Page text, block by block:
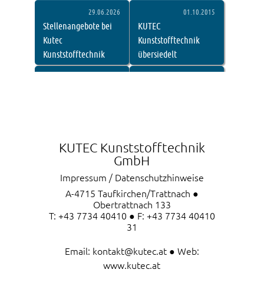
Dieses eingebettete Fenster zeigt die aktuellen
29.06.2026
Stellenangebote bei
Kutec
Kunststofftechnik
01.10.2015
KUTEC
Kunststofftechnik
übersiedelt
KUTEC Kunststofftechnik
GmbH
Impressum / Datenschutzhinweise
A-4715 Taufkirchen/Trattnach ●
Obertrattnach 133
T: +43 7734 40410 ● F: +43 7734 40410
31
Email: kontakt@kutec.at● Web:
www.kutec.at